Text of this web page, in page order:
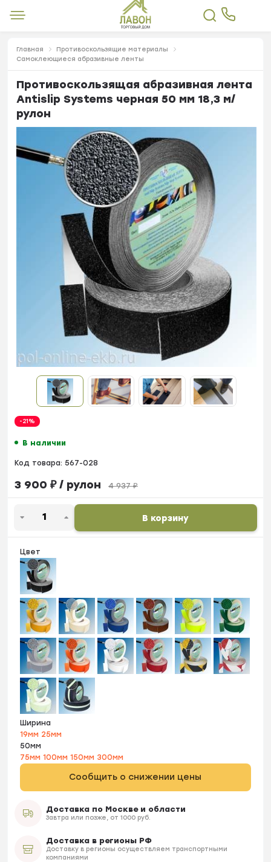
Главная
Противоскользящие материалы
Самоклеющиеся абразивные ленты
Противоскользящая абразивная лента
Antislip Systems черная 50 мм 18,3 м/
рулон
-21%
В наличии
Код товара: 567-028
3 900 ₽/ рулон 4 937₽
В корзину
Цвет
Ширина
19мм 25мм
50мм
75мм100мм150мм 300мм
Сообщить о снижении цены
Доставка по Москве и области
Завтра или позже, от 1000 руб.
Доставка в регионы РФ
Доставку в регионы осуществляем транспортными
компаниями